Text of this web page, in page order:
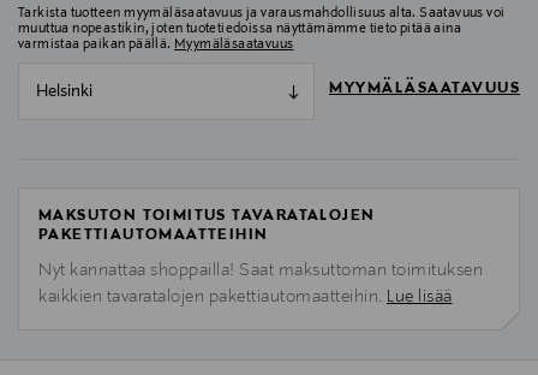
Tarkista tuotteen myymäläsaatavuus ja varausmahdollisuus alta. Saatavuus voi
muuttua nopeastikin, joten tuotetiedoissa näyttämämme tieto pitää aina
varmistaa paikan päällä. Myymäläsaatavuus
Helsinki MYYMÄLÄSAATAVUUS
MAKSUTON TOIMITUS TAVARATALOJEN
PAKETTIAUTOMAATTEIHIN
Nyt kannattaa shoppailla! Saat maksuttoman toimituksen
kaikkien tavaratalojen pakettiautomaatteihin. Lue lisää